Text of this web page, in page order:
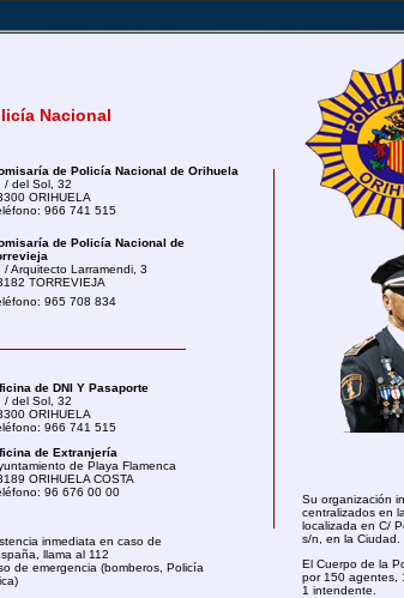
Nacional
de Policía Nacional de Orihuela
/ del Sol, 32
ORIHUELA
966 741 515
de Policía Nacional de
/ Arquitecto Larramendi, 3
TORREVIEJA
965 708 834
de DNI Y Pasaporte
/ del Sol, 32
ORIHUELA
966 741 515
de Extranjería
de Playa Flamenca
ORIHUELA COSTA
96 676 00 00
inmediata en caso de
llama al 112
de emergencia (bomberos, Policía
Su organización
centralizados en
localizada en C/
s/n, en la Ciudad.
El Cuerpo de la
por 150 agentes,
1 intendente.